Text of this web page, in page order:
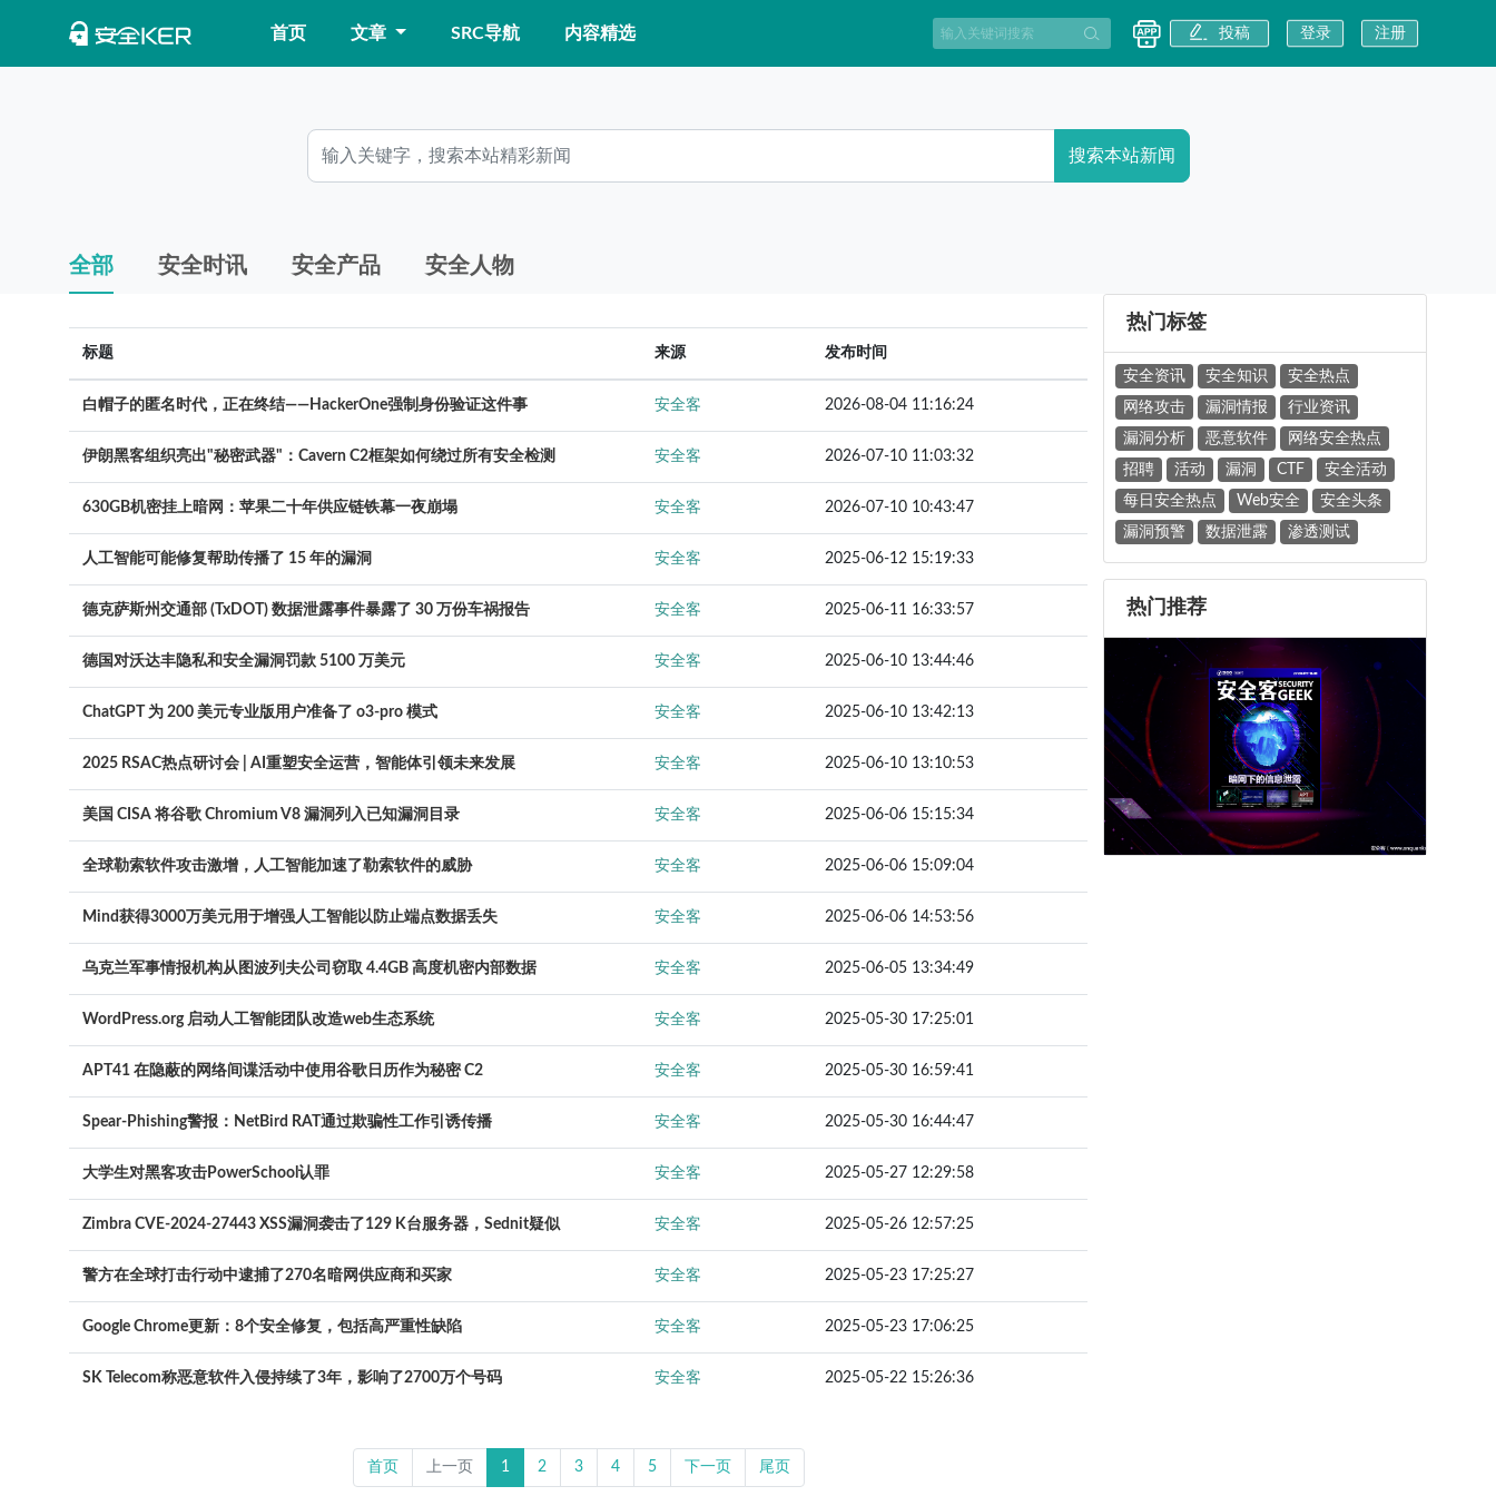
首页 文章 SRC导航 内容精选 投稿 登录 注册
搜索本站新闻
全部 安全时讯 安全产品 安全人物
标题 来源 发布时间
白帽子的匿名时代，正在终结——HackerOne强制身份验证这件事 安全客 2026-08-04 11:16:24
伊朗黑客组织亮出"秘密武器"：Cavern C2框架如何绕过所有安全检测 安全客 2026-07-10 11:03:32
630GB机密挂上暗网：苹果二十年供应链铁幕一夜崩塌 安全客 2026-07-10 10:43:47
人工智能可能修复帮助传播了 15 年的漏洞 安全客 2025-06-12 15:19:33
德克萨斯州交通部 (TxDOT) 数据泄露事件暴露了 30 万份车祸报告 安全客 2025-06-11 16:33:57
德国对沃达丰隐私和安全漏洞罚款 5100 万美元 安全客 2025-06-10 13:44:46
ChatGPT 为 200 美元专业版用户准备了 o3-pro 模式 安全客 2025-06-10 13:42:13
2025 RSAC热点研讨会 | AI重塑安全运营，智能体引领未来发展 安全客 2025-06-10 13:10:53
美国 CISA 将谷歌 Chromium V8 漏洞列入已知漏洞目录 安全客 2025-06-06 15:15:34
全球勒索软件攻击激增，人工智能加速了勒索软件的威胁 安全客 2025-06-06 15:09:04
Mind获得3000万美元用于增强人工智能以防止端点数据丢失 安全客 2025-06-06 14:53:56
乌克兰军事情报机构从图波列夫公司窃取 4.4GB 高度机密内部数据 安全客 2025-06-05 13:34:49
WordPress.org 启动人工智能团队改造web生态系统 安全客 2025-05-30 17:25:01
APT41 在隐蔽的网络间谍活动中使用谷歌日历作为秘密 C2 安全客 2025-05-30 16:59:41
Spear-Phishing警报：NetBird RAT通过欺骗性工作引诱传播 安全客 2025-05-30 16:44:47
大学生对黑客攻击PowerSchool认罪 安全客 2025-05-27 12:29:58
Zimbra CVE-2024-27443 XSS漏洞袭击了129 K台服务器，Sednit疑似 安全客 2025-05-26 12:57:25
警方在全球打击行动中逮捕了270名暗网供应商和买家 安全客 2025-05-23 17:25:27
Google Chrome更新：8个安全修复，包括高严重性缺陷 安全客 2025-05-23 17:06:25
SK Telecom称恶意软件入侵持续了3年，影响了2700万个号码 安全客 2025-05-22 15:26:36
首页 上一页 1 2 3 4 5 下一页 尾页
热门标签
安全资讯 安全知识
安全热点
网络攻击
漏洞情报
行业资讯
漏洞分析
恶意软件
网络安全热点
招聘
活动 漏洞 CTF
安全活动
每日安全热点
Web安全
安全头条
漏洞预警
数据泄露 渗透测试
热门推荐